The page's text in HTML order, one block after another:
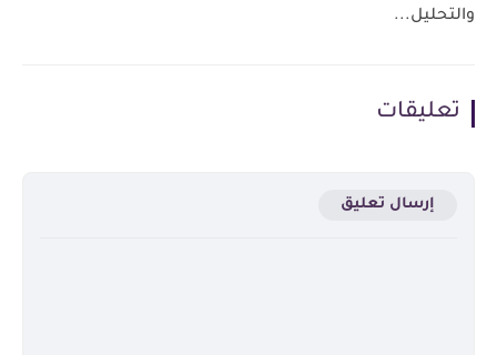
والتحليل...
تعليقات
إرسال تعليق